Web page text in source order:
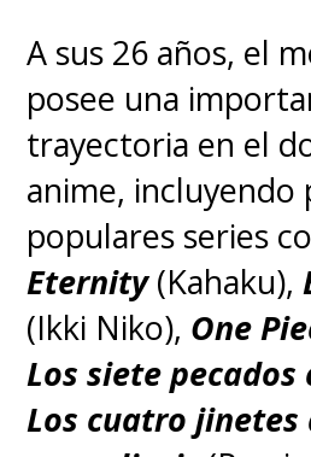
- Mejor Opening
"The Rumbling"
Attack on Titan
Part 2
Nominados:
A sus 26 años, el
posee una
trayectoria en el
anime, incluyendo
populares series
Eternity(Kahaku),
(Ikki Niko), One
Los siete
Los cuatro jinetes